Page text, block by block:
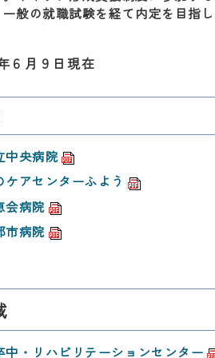
般の就職試験を経て内定を目指
６月９日現在
中央病院
ケアセンターふよう
会病院
市病院
中・リハビリテーションセンター